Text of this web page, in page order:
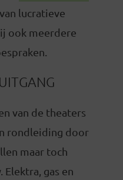
lucratieve
ook meerdere
van de theaters
rondleiding door
maar toch
gas en